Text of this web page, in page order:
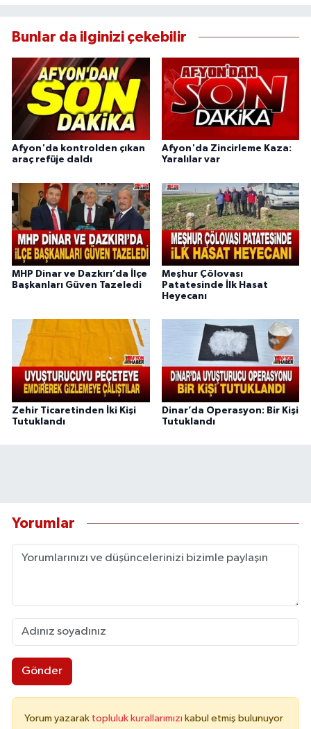
Bunlar da ilginizi çekebilir
Afyon'da kontrolden çıkan
araç refüje daldı
Afyon'da Zincirleme Kaza:
Yaralılar var
MHP Dinar ve Dazkırı’da İlçe
Başkanları Güven Tazeledi
Meşhur Çölovası
Patatesinde İlk Hasat
Heyecanı
Zehir Ticaretinden İki Kişi
Tutuklandı
Dinar’da Operasyon: Bir Kişi
Tutuklandı
Yorumlar
Gönder
Yorum yazarak topluluk kurallarımızı kabul etmiş bulunuyor